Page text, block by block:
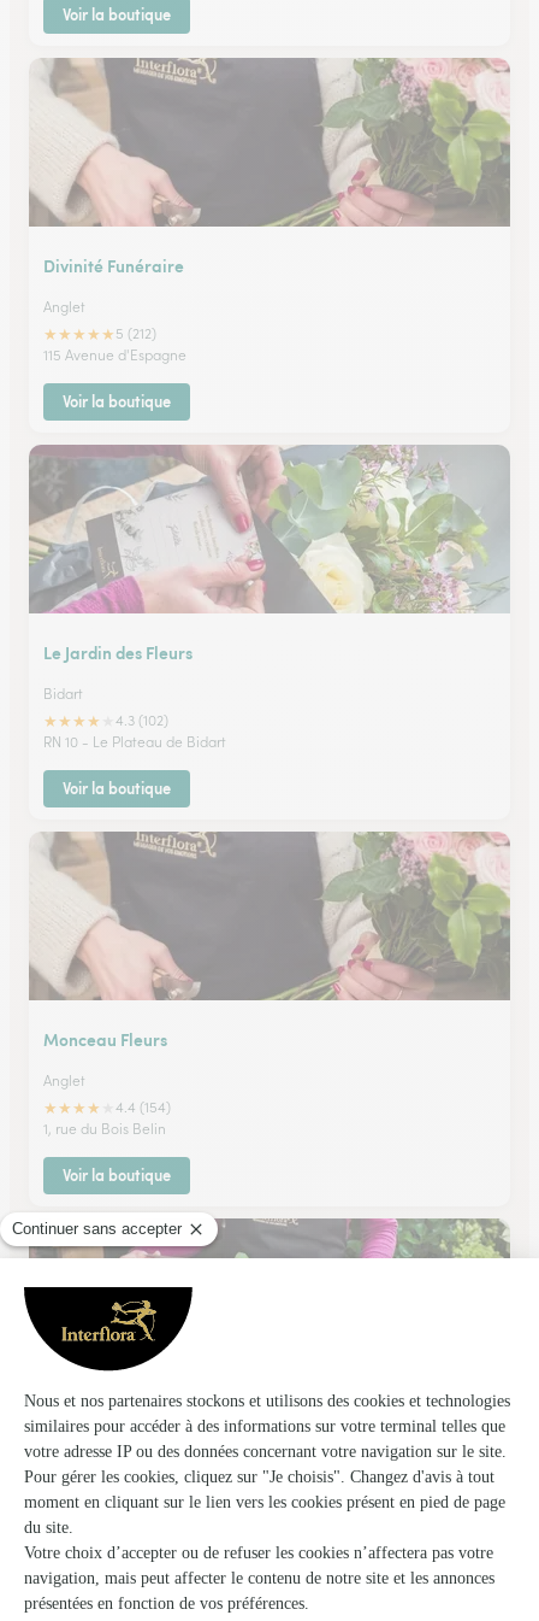
Voir la boutique
Divinité Funéraire
Anglet
★★★★★ 5 (212)
115 Avenue d'Espagne
Voir la boutique
Le Jardin des Fleurs
Bidart
★★★★
4.3 (102)
RN 10 - Le Plateau de Bidart
Voir la boutique
Monceau Fleurs
Anglet
★★★★
4.4 (154)
1, rue du Bois Belin
Voir la boutique
Vanda
Anglet
★★★★ ★4.7 (62)
2, avenue de la Chambre d'Amour
Voir la boutique